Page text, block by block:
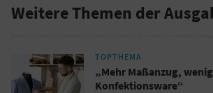
Weitere Themen der
TOPTHEMA
„Mehr Maßanzug,
Konfektionsware“